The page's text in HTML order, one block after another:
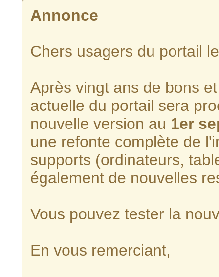
Annonce
Chers usagers du portail
Après vingt ans de bons
actuelle du portail sera
nouvelle version au 1er
une refonte complète de
supports (ordinateurs,
également de nouvelles
Vous pouvez tester la
En vous remerciant,